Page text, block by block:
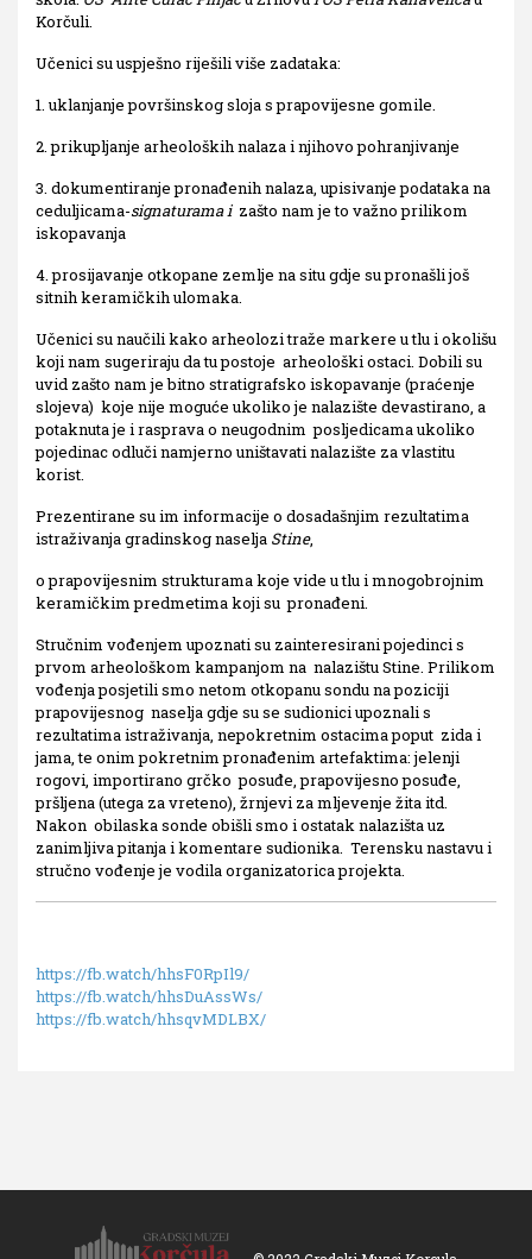
Korčuli.
Učenici su uspješno riješili više zadataka:
1. uklanjanje površinskog sloja s prapovijesne gomile.
2. prikupljanje arheoloških nalaza i njihovo pohranjivanje
3. dokumentiranje pronađenih nalaza, upisivanje podataka na
ceduljicama-signaturama i zašto nam je to važno prilikom
iskopavanja
4. prosijavanje otkopane zemlje na situ gdje su pronašli još
sitnih keramičkih ulomaka.
Učenici su naučili kako arheolozi traže markere u tlu i okolišu
koji nam sugeriraju da tu postoje arheološki ostaci. Dobili su
uvid zašto nam je bitno stratigrafsko iskopavanje (praćenje
slojeva) koje nije moguće ukoliko je nalazište devastirano, a
potaknuta je i rasprava o neugodnim posljedicama ukoliko
pojedinac odluči namjerno uništavati nalazište za vlastitu
korist.
Prezentirane su im informacije o dosadašnjim rezultatima
istraživanja gradinskog naselja Stine,
o prapovijesnim strukturama koje vide u tlu i mnogobrojnim
keramičkim predmetima koji su pronađeni.
Stručnim vođenjem upoznati su zainteresirani pojedinci s
prvom arheološkom kampanjom na nalazištu Stine. Prilikom
vođenja posjetili smo netom otkopanu sondu na poziciji
prapovijesnog naselja gdje su se sudionici upoznali s
rezultatima istraživanja, nepokretnim ostacima poput zida i
jama, te onim pokretnim pronađenim artefaktima: jelenji
rogovi, importirano grčko posuđe, prapovijesno posuđe,
pršljena (utega za vreteno), žrnjevi za mljevenje žita itd.
Nakon obilaska sonde obišli smo i ostatak nalazišta uz
zanimljiva pitanja i komentare sudionika. Terensku nastavu i
stručno vođenje je vodila organizatorica projekta.
https://fb.watch/hhsF0RpIl9/
https://fb.watch/hhsDuAssWs/
https://fb.watch/hhsqvMDLBX/